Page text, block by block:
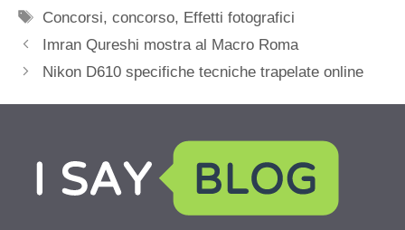
Tag
Concorsi,concorso, Effetti fotografici
Imran Qureshi mostra al Macro Roma
Nikon D610 specifiche tecniche trapelate online